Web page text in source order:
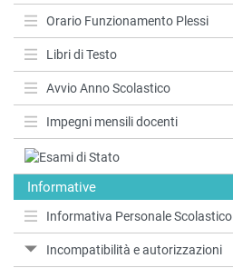
Orario Funzionamento Plessi
Libri di Testo
Avvio Anno Scolastico
Impegni mensili docenti
Informative
Informativa Personale Scolastico
Incompatibilità e autorizzazioni